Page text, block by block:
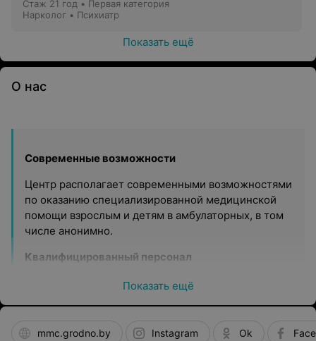
Стаж 21 год • Первая категория
Нарколог • Психиатр
Показать ещё
О нас
Современные возможности
Центр располагает современными возможностями
по оказанию специализированной медицинской
помощи взрослым и детям в амбулаторных, в том
числе анонимно.
Квалифицированный персонал
Лечебно-диагностические возможности центра
Гродненского государственного медицинского
Показать ещё
mmc.grodno.by Instagram Ok